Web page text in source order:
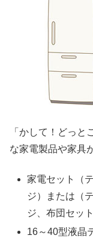
「かして！どっと
な家電製品や家具
家電セット（
ジ）または（
ジ、布団セット
16～40型液晶